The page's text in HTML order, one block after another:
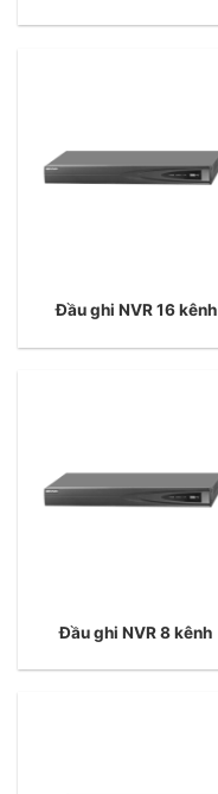
Đầu ghi NVR 16 kênh
Đầu ghi NVR 8 kênh